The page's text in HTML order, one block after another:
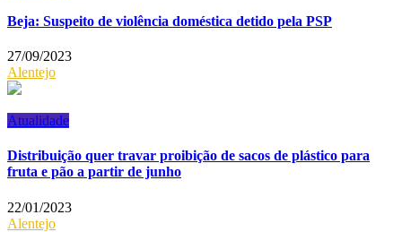
Beja: Suspeito de violência doméstica detido pela PSP
27/09/2023
Alentejo
Atualidade
Distribuição quer travar proibição de sacos de plástico para
fruta e pão a partir de junho
22/01/2023
Alentejo